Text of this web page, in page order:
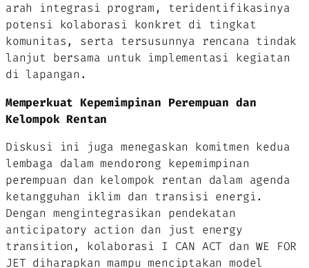
arah integrasi program, teridentifikasinya
potensi kolaborasi konkret di tingkat
komunitas, serta tersusunnya rencana tindak
lanjut bersama untuk implementasi kegiatan
di lapangan.
Memperkuat Kepemimpinan Perempuan dan
Kelompok Rentan
Diskusi ini juga menegaskan komitmen kedua
lembaga dalam mendorong kepemimpinan
perempuan dan kelompok rentan dalam agenda
ketangguhan iklim dan transisi energi.
Dengan mengintegrasikan pendekatan
anticipatory action dan
just energy
transition , kolaborasi I CAN ACT dan WE FOR
JET diharapkan mampu menciptakan model